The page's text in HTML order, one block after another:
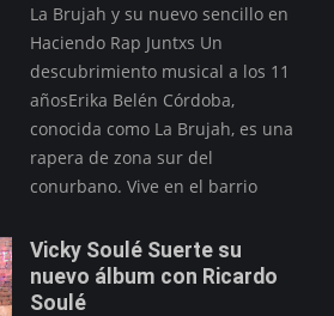
La Brujah y su nuevo sencillo en
Haciendo Rap Juntxs Un
descubrimiento musical a los 11
añosErika Belén Córdoba,
conocida como La Brujah, es una
rapera de zona sur del
conurbano. Vive en el barrio
Vicky Soulé Suerte su
nuevo álbum con Ricardo
Soulé